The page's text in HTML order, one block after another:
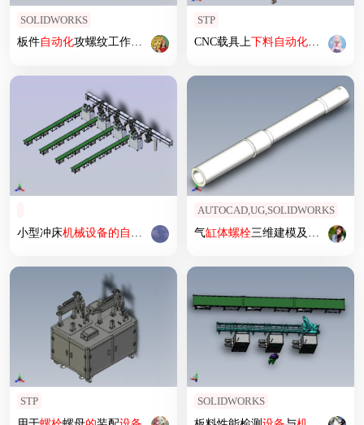
SOLIDWORKS
板件自动化攻螺纹工作台 的机械 手上下料
STP
CNC载具上下料自动化设备
小型冲床机械设备的自动化 生产模拟
AUTOCAD,UG,SOLIDWORKS
气缸体螺栓三维建模及 机械加工
STP SOLIDWORKS